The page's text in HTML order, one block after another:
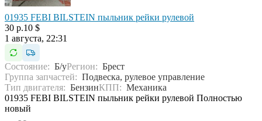
01935 FEBI BILSTEIN пыльник рейки рулевой
30 р.10 $
1 августа, 22:31
Состояние: Б/уРегион: Брест
Группа запчастей: Подвеска, рулевое управление
Тип двигателя: БензинКПП: Механика
01935 FEBI BILSTEIN пыльник рейки рулевой Полностью
новый